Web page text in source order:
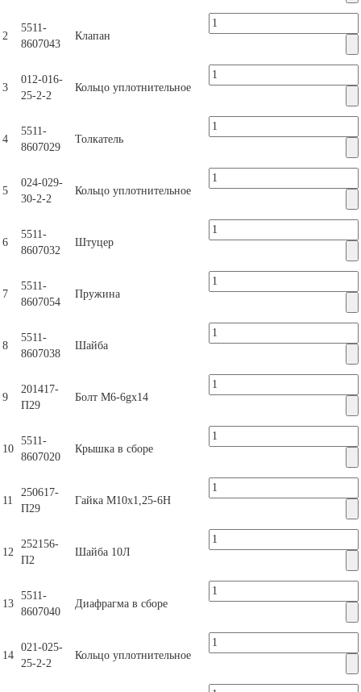
2
5511-
8607043
Клапан
3
012-016-
25-2-2
Кольцо уплотнительное
4
5511-
8607029
Толкатель
5
024-029-
30-2-2
Кольцо уплотнительное
6
5511-
8607032
Штуцер
7
5511-
8607054
Пружина
8
5511-
8607038
Шайба
9
201417-
П29
Болт М6-6gх14
10
5511-
8607020
Крышка в сборе
11
250617-
П29
Гайка М10х1,25-6Н
12
252156-
П2
Шайба 10Л
13
5511-
8607040
Диафрагма в сборе
14
021-025-
25-2-2
Кольцо уплотнительное